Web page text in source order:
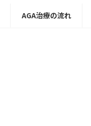
AGA治療の流れ